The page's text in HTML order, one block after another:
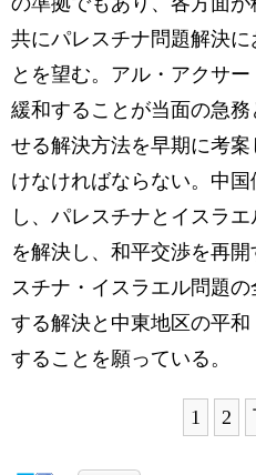
共にパレスチナ問題解決
とを望む。アル・アクサ
緩和することが当面の急
せる解決方法を早期に考
けなければならない。中
し、パレスチナとイスラ
を解決し、和平交渉を再
スチナ・イスラエル問題
する解決と中東地区の平
することを願っている。
1 2